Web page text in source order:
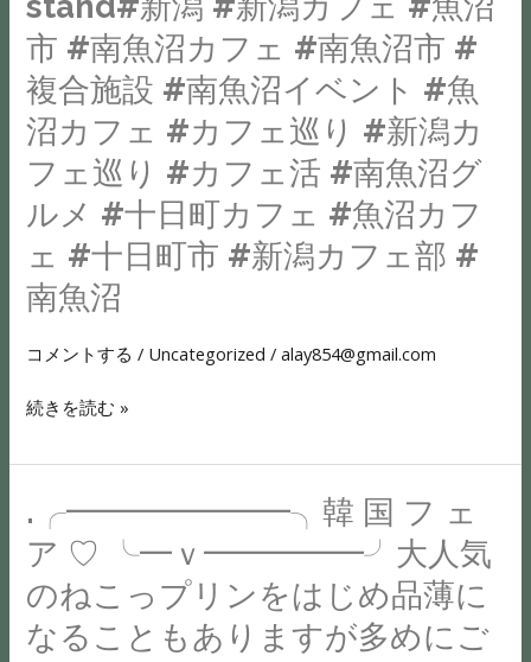
市 #南魚沼カフェ #南魚沼市 #
複合施設 #南魚沼イベント #魚
沼カフェ #カフェ巡り #新潟カ
フェ巡り #カフェ活 #南魚沼グ
ルメ #十日町カフェ #魚沼カフ
ェ #十日町市 #新潟カフェ部 #
南魚沼
コメントする / Uncategorized /alay854@gmail.com
こ
と
出
来
る
所
が
あ
っ
た
い
の
ん
な
こ
に
続きを読む »
.╭━━━━━━━╮韓 国 フ ェ
ア ♡ ╰━ｖ━━━━━╯大人気
のねこっプリンをはじめ品薄に
なることもありますが多めにご
.╭━━━━━━━╮
韓
国
フ
ェ